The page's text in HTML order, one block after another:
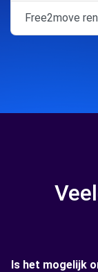
Free2move
Is het mogelijk